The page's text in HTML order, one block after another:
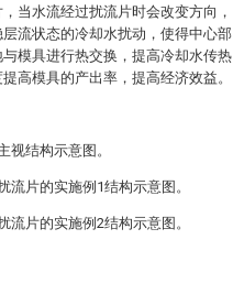
当水流经过扰流片时会改变方向，
流状态的冷却水扰动，使得中心部
模具进行热交换，提高冷却水传热
高模具的产出率，提高经济效益。
视结构示意图。
流片的实施例1结构示意图。
流片的实施例2结构示意图。